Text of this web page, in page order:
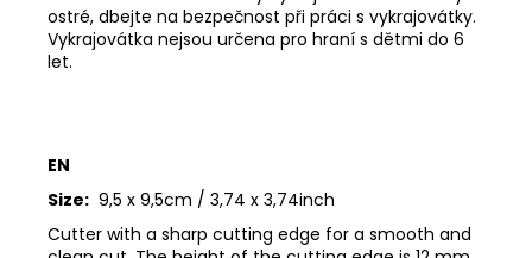
ostré, dbejte na bezpečnost při práci s vykrajovátky.
Vykrajovátka nejsou určena pro hraní s dětmi do 6
let.
EN
Size: 9,5 x 9,5cm / 3,74 x 3,74inch
Cutter with a sharp cutting edge for a smooth and